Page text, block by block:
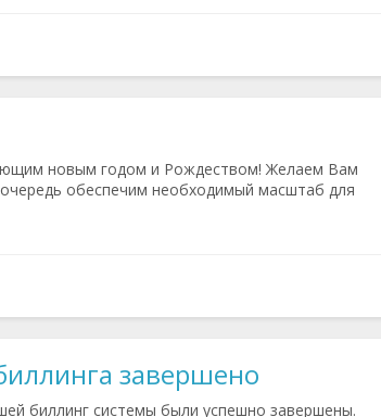
новым годом и Рождеством! Желаем Вам
обеспечим необходимый масштаб для
завершено
биллинг системы были успешно завершены.